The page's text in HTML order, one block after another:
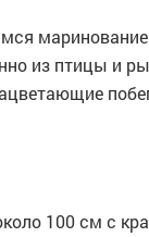
из птицы и
100 см с